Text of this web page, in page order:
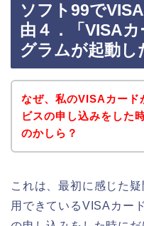
ソフト99で
由４．「VISA
グラムが起動し
なぜ、私のVISAカード
ビスの申し込みをした
のかしら？
これは、最初に感じた
用できているVISAカー